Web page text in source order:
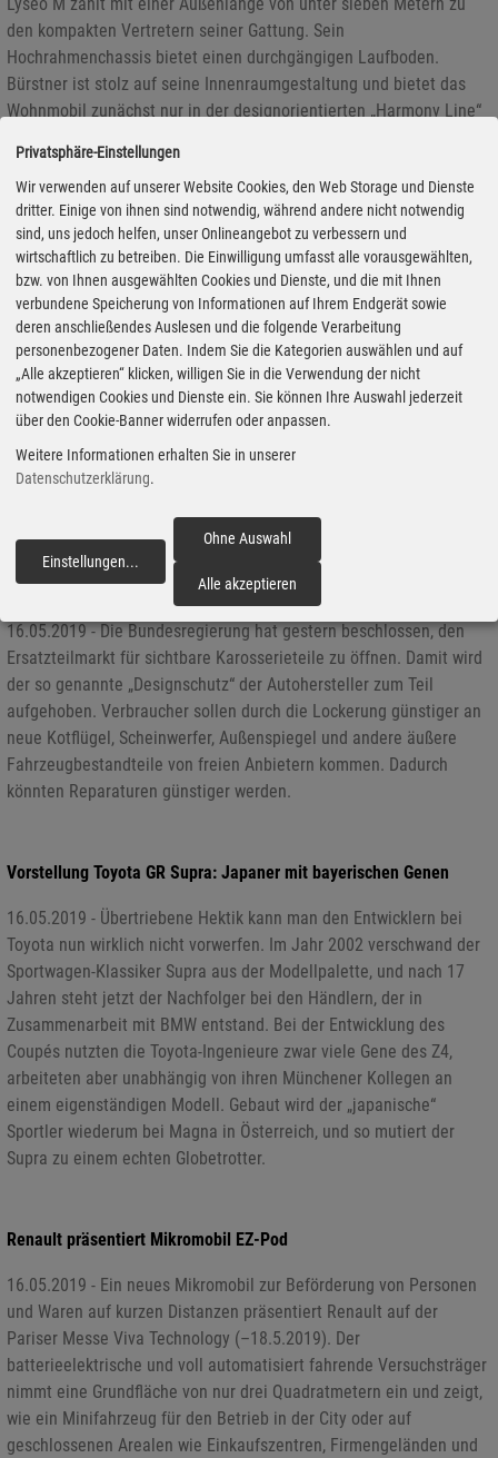
den kompakten Vertretern seiner Gattung. Sein
Hochrahmenchassis bietet einen durchgängigen Laufboden.
Bürstner ist stolz auf seine Innenraumgestaltung und bietet das
Wohnmobil zunächst nur in der designorientierten „Harmony Line“
Volkswagen Financial Services baut Smart Parking aus
16.05.2019 - Volkswagen Financial Services bündelt seine
Aktivitäten bei der digitalen Parkabwicklung unter der Marke
„PayByPhone“. Dabei erhält die App „travipay“ von Sunhill
Technologies, einer Tochtergesellschaft des Braunschweiger
Finanzdienstleisters, einen neuen Namen und ein neues Design. In
Zukunft wird diese unter „PayByPhone“ in den deutschen,
italienischen und spanischen App-Stores zu finden sein. Der neue
Name stammt von der gleichnamigen Pay By Phone Technologies
Inc. aus Vancouver, ebenfalls eine VWFS-Tochter, die global zu den
Bund kippt Designschutz: Reparaturen sollen günstiger werden
16.05.2019 - Die Bundesregierung hat gestern beschlossen, den
Ersatzteilmarkt für sichtbare Karosserieteile zu öffnen. Damit wird
der so genannte „Designschutz“ der Autohersteller zum Teil
aufgehoben. Verbraucher sollen durch die Lockerung günstiger an
neue Kotflügel, Scheinwerfer, Außenspiegel und andere äußere
Fahrzeugbestandteile von freien Anbietern kommen. Dadurch
könnten Reparaturen günstiger werden.
Vorstellung Toyota GR Supra: Japaner mit bayerischen Genen
16.05.2019 - Übertriebene Hektik kann man den Entwicklern bei
Toyota nun wirklich nicht vorwerfen. Im Jahr 2002 verschwand der
Sportwagen-Klassiker Supra aus der Modellpalette, und nach 17
Jahren steht jetzt der Nachfolger bei den Händlern, der in
Zusammenarbeit mit BMW entstand. Bei der Entwicklung des
Coupés nutzten die Toyota-Ingenieure zwar viele Gene des Z4,
arbeiteten aber unabhängig von ihren Münchener Kollegen an
einem eigenständigen Modell. Gebaut wird der „japanische“
Sportler wiederum bei Magna in Österreich, und so mutiert der
Supra zu einem echten Globetrotter.
Renault präsentiert Mikromobil EZ-Pod
16.05.2019 - Ein neues Mikromobil zur Beförderung von Personen
und Waren auf kurzen Distanzen präsentiert Renault auf der
Pariser Messe Viva Technology (–18.5.2019). Der
batterieelektrische und voll automatisiert fahrende Versuchsträger
nimmt eine Grundfläche von nur drei Quadratmetern ein und zeigt,
wie ein Minifahrzeug für den Betrieb in der City oder auf
geschlossenen Arealen wie Einkaufszentren, Firmengeländen und
Privatsphäre-Einstellungen
Wir verwenden auf unserer Website Cookies, den Web Storage und Dienste
dritter. Einige von ihnen sind notwendig, während andere nicht notwendig
sind, uns jedoch helfen, unser Onlineangebot zu verbessern und
wirtschaftlich zu betreiben. Die Einwilligung umfasst alle vorausgewählten,
bzw. von Ihnen ausgewählten Cookies und Dienste, und die mit Ihnen
verbundene Speicherung von Informationen auf Ihrem Endgerät sowie
deren anschließendes Auslesen und die folgende Verarbeitung
personenbezogener Daten. Indem Sie die Kategorien auswählen und auf
„Alle akzeptieren“ klicken, willigen Sie in die Verwendung der nicht
notwendigen Cookies und Dienste ein. Sie können Ihre Auswahl jederzeit
über den Cookie-Banner widerrufen oder anpassen.
Weitere Informationen erhalten Sie in unserer
Datenschutzerklärung.
Einstellungen...
Ohne Auswahl
Alle akzeptieren